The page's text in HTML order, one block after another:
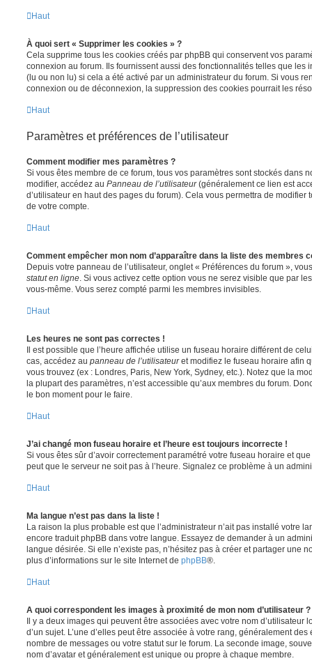
Haut
À quoi sert « Supprimer les cookies » ?
Cela supprime tous les cookies créés par phpBB qui conservent vos
connexion au forum. Ils fournissent aussi des fonctionnalités telles que les
(lu ou non lu) si cela a été activé par un administrateur du forum. Si vous
connexion ou de déconnexion, la suppression des cookies pourrait les
Haut
Paramètres et préférences de l’utilisateur
Comment modifier mes paramètres ?
Si vous êtes membre de ce forum, tous vos paramètres sont stockés dans
modifier, accédez au Panneau de l’utilisateur(généralement ce lien est
d’utilisateur en haut des pages du forum). Cela vous permettra de modifier
de votre compte.
Haut
Comment empêcher mon nom d’apparaître dans la liste des membres
Depuis votre panneau de l’utilisateur, onglet « Préférences du forum »,
statut en ligne . Si vous activez cette option vous ne serez visible que par
vous-même. Vous serez compté parmi les membres invisibles.
Haut
Les heures ne sont pas correctes !
Il est possible que l’heure affichée utilise un fuseau horaire différent de
cas, accédez au panneau de l’utilisateuret modifiez le fuseau horaire afin
vous trouvez (ex : Londres, Paris, New York, Sydney, etc.). Notez que la
la plupart des paramètres, n’est accessible qu’aux membres du forum.
le bon moment pour le faire.
Haut
J’ai changé mon fuseau horaire et l’heure est toujours incorrecte !
Si vous êtes sûr d’avoir correctement paramétré votre fuseau horaire et
peut que le serveur ne soit pas à l’heure. Signalez ce problème à un
Haut
Ma langue n’est pas dans la liste !
La raison la plus probable est que l’administrateur n’ait pas installé votre
encore traduit phpBB dans votre langue. Essayez de demander à un
langue désirée. Si elle n’existe pas, n’hésitez pas à créer et partager une
plus d’informations sur le site Internet de phpBB®.
Haut
A quoi correspondent les images à proximité de mon nom d’utilisateur ?
Il y a deux images qui peuvent être associées avec votre nom d’utilisateur
d’un sujet. L’une d’elles peut être associée à votre rang, généralement
nombre de messages ou votre statut sur le forum. La seconde image,
nom d’avatar et généralement est unique ou propre à chaque membre.